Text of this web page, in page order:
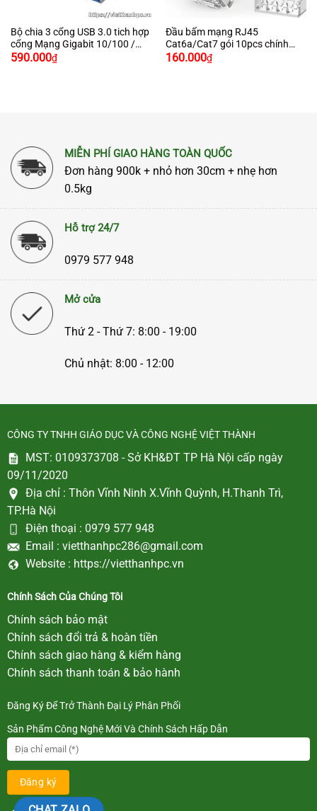
Bộ chia 3 cổng USB 3.0 tich hợp
cổng Mạng Gigabit 10/100 /
1000Mbps chính hãng Ugreen
590.000₫
Đầu bấm mạng RJ45
Cat6a/Cat7 gói 10pcs chính
hãng Ugreen 70316 cao cấp
160.000₫
MIỄN PHÍ GIAO HÀNG TOÀN QUỐC
Đơn hàng 900k + nhỏ hơn 30cm + nhẹ hơn
0.5kg
Hỗ trợ 24/7
0979 577 948
Mở cửa
Thứ 2 - Thứ 7: 8:00 - 19:00
Chủ nhật: 8:00 - 12:00
CÔNG TY TNHH GIÁO DỤC VÀ CÔNG NGHỆ VIỆT THÀNH
MST: 0109373708 - Sở KH&ĐT TP Hà Nội cấp ngày
09/11/2020
Địa chỉ : Thôn Vĩnh Ninh X.Vĩnh Quỳnh, H.Thanh Trì,
TP.Hà Nội
Điện thoại : 0979 577 948
Email : vietthanhpc286@gmail.com
Website : https://vietthanhpc.vn
Chính Sách Của Chúng Tôi
Chính sách bảo mật
Chính sách đổi trả & hoàn tiền
Chính sách giao hàng & kiểm hàng
Chính sách thanh toán & bảo hành
Đăng Ký Để Trở Thành Đại Lý Phân Phối
Sản Phẩm Công Nghệ Mới Và Chính Sách Hấp Dẫn